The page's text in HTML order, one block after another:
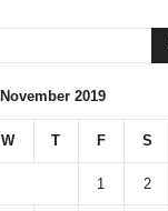
November 2019
W T F S
1 2